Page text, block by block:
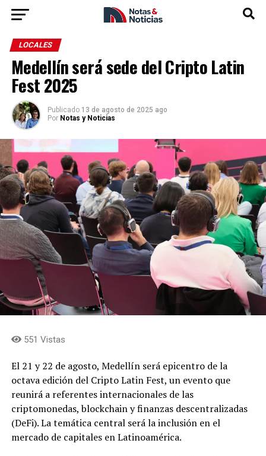
LOCALES
Medellín será sede del Cripto Latin
Fest 2025
Publicado 13 de agosto de 2025 ago
Por Notas y Noticias
551 Vistas
El 21 y 22 de agosto, Medellín será epicentro de la
octava edición del Cripto Latin Fest, un evento que
reunirá a referentes internacionales de las
criptomonedas, blockchain y finanzas descentralizadas
(DeFi). La temática central será la inclusión en el
mercado de capitales en Latinoamérica.